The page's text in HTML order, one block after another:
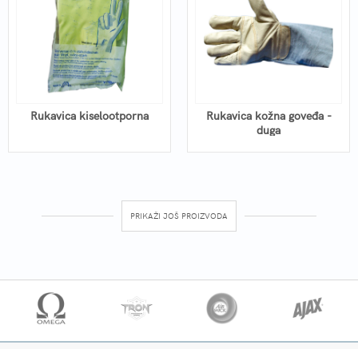
Rukavica kiselootporna
Rukavica kožna goveđa -
duga
PRIKAŽI JOŠ PROIZVODA